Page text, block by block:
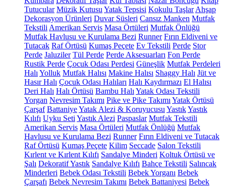
Tutucular Müzik Kutusu Yatak Tepsisi Kokulu Taşlar Ahşap
Dekorasyon Ürünleri Duvar Süsleri Cansız Manken Mutfak
Tekstili Amerikan Servis Masa Örtüleri Mutfak Önlüğü
Mutfak Havlusu ve Kurulama Bezi Runner Fırın Eldiveni ve
Tutacak Raf Örtüsü Kumaş Peçete Ev Tekstili Perde Stor
Perde Jaluziler Tül Perde Perde Aksesuarları Fon Perde
Rustik Perde Çocuk Odası Perdesi Güneşlik Mutfak Perdeleri
Halı Yolluk Mutfak Halısı Makine Halısı Shaggy Halı Jüt ve
Hasır Halı Çocuk Odası Halıları Halı Kaydırmazı El Halısı
Deri Halı Halı Örtüsü Bambu Halı Yatak Odası Tekstili
Yorgan Nevresim Takımı Pike ve Pike Takımı Yatak Örtüsü
Çarşaf BattaniyeYatak Alezi & Koruyucusu YastıkYastık
Kılıfı Uyku Seti Yastık Alezi Paspaslar Mutfak Tekstili
Amerikan Servis Masa Örtüleri Mutfak Önlüğü Mutfak
Havlusu ve Kurulama Bezi Runner Fırın Eldiveni ve Tutacak
Raf Örtüsü Kumaş Peçete Kilim Seccade Salon Tekstili
Kırlent ve Kırlent Kılıfı Sandalye Minderi Koltuk Örtüsü ve
Şalı Dekoratif Yastık Sandalye Kılıfı Bahçe Tekstili Salıncak
Minderleri Bebek Odası Tekstili Bebek Yorganı Bebek
Çarşafı Bebek Nevresim Takımı Bebek Battaniyesi Bebek